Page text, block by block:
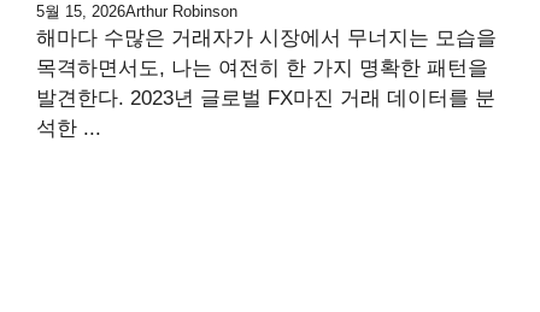
5월 15, 2026Arthur Robinson
해마다 수많은 거래자가 시장에서 무너지는 모습을
목격하면서도, 나는 여전히 한 가지 명확한 패턴을
발견한다. 2023년 글로벌 FX마진 거래 데이터를 분
석한 ...